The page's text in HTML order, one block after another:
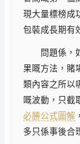
現大量標榜成
包裝成長期有
問題係，
果嘅方法，賭
類內容之所以
嘅波動，只截
必勝公式圖解
多只係事後合